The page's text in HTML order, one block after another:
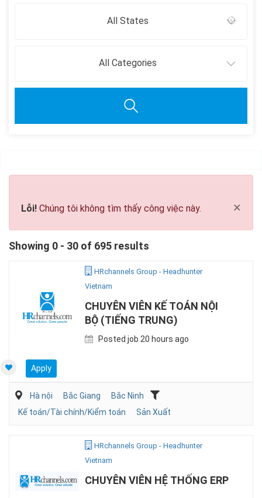
All States
All Categories
×
Lỗi! Chúng tôi không tìm thấy công việc này.
Showing 0 - 30 of 695 results
HRchannels Group - Headhunter
Vietnam
CHUYÊN VIÊN KẾ TOÁN NỘI
BỘ (TIẾNG TRUNG)
Posted job 20 hours ago
Apply
Hà nội Bắc Giang
Bắc Ninh
Kế toán/Tài chính/Kiểm toán
Sản Xuất
HRchannels Group - Headhunter
Vietnam
CHUYÊN VIÊN HỆ THỐNG ERP